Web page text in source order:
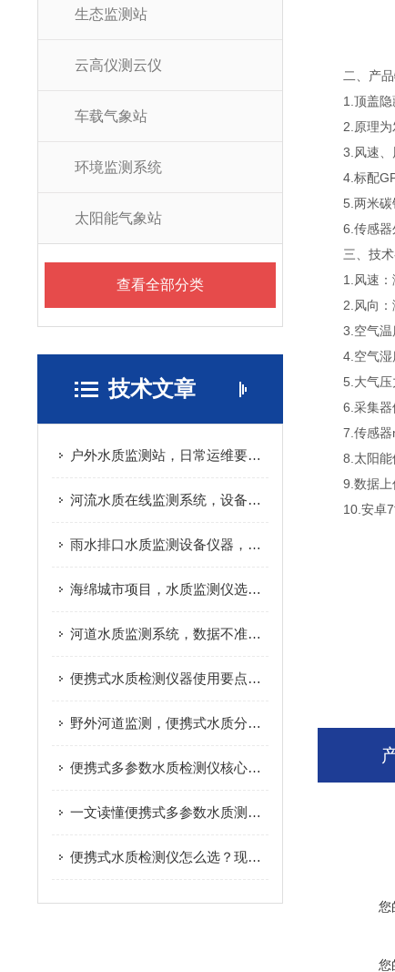
生态监测站
云高仪测云仪
车载气象站
环境监测系统
太阳能气象站
查看全部分类
技术文章
户外水质监测站，日常运维要做哪些工作
河流水质在线监测系统，设备成本主要花在哪
雨水排口水质监测设备仪器，避坑实用指南
海绵城市项目，水质监测仪选型要点
河道水质监测系统，数据不准是什么原因
便携式水质检测仪器使用要点，减少检测数据误差
野外河道监测，便携式水质分析仪实际应用分享
便携式多参数水质检测仪核心原理，看完快速搞懂
一文读懂便携式多参数水质测定仪，户外检测不再难
便携式水质检测仪怎么选？现场水质检测实用指南
二、产品
1.顶盖隐藏
2.原理为发
3.风速、风
4.标配
5.两米碳钢
6.传感器外
三、技术
1.风速：测
2.风向：测
3.空气温
4.空气湿度
5.大气压力
6.采集器供
7.传感器
8.太阳能供
9.数据上
10.安卓7
您
您